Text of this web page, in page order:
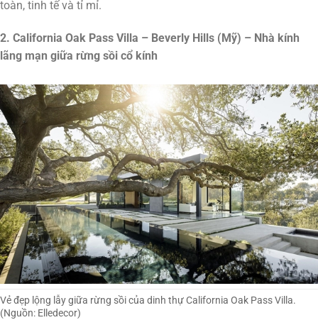
toàn, tinh tế và tỉ mỉ.
2. California Oak Pass Villa – Beverly Hills (Mỹ) – Nhà kính
lãng mạn giữa rừng sồi cổ kính
Vẻ đẹp lộng lẫy giữa rừng sồi của dinh thự California Oak Pass Villa.
(Nguồn: Elledecor)